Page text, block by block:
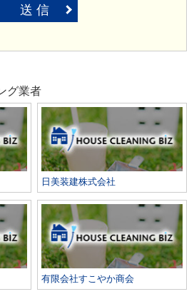
送 信
グ業者
日美装建株式会社
有限会社すこやか商会